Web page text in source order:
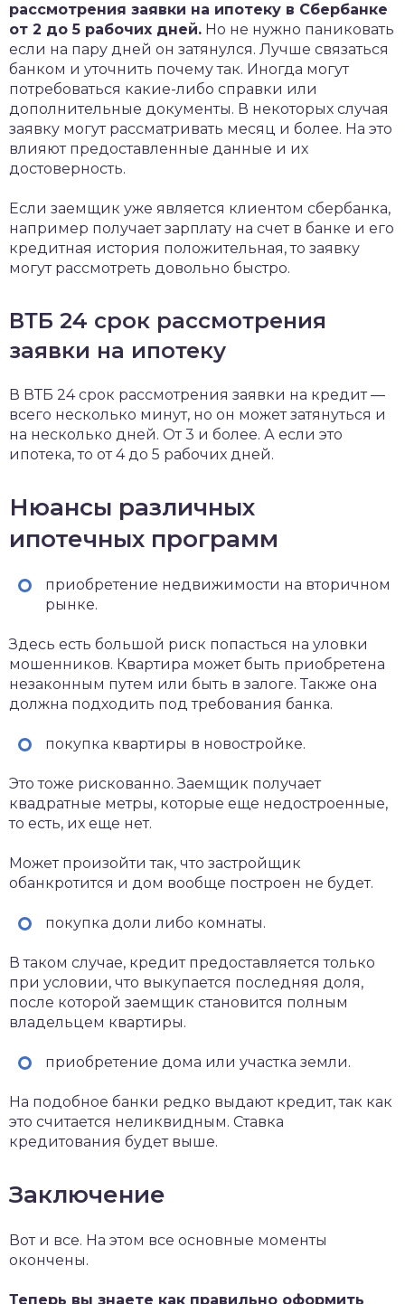
рассмотрения заявки на ипотеку в Сбербанке
от 2 до 5 рабочих дней. Но не нужно паниковать
если на пару дней он затянулся. Лучше связаться
банком и уточнить почему так. Иногда могут
потребоваться какие-либо справки или
дополнительные документы. В некоторых случая
заявку могут рассматривать месяц и более. На это
влияют предоставленные данные и их
достоверность.
Если заемщик уже является клиентом сбербанка,
например получает зарплату на счет в банке и его
кредитная история положительная, то заявку
могут рассмотреть довольно быстро.
ВТБ 24 срок рассмотрения
заявки на ипотеку
В ВТБ 24 срок рассмотрения заявки на кредит —
всего несколько минут, но он может затянуться и
на несколько дней. От 3 и более. А если это
ипотека, то от 4 до 5 рабочих дней.
Нюансы различных
ипотечных программ
приобретение недвижимости на вторичном
рынке.
Здесь есть большой риск попасться на уловки
мошенников. Квартира может быть приобретена
незаконным путем или быть в залоге. Также она
должна подходить под требования банка.
покупка квартиры в новостройке.
Это тоже рискованно. Заемщик получает
квадратные метры, которые еще недостроенные,
то есть, их еще нет.
Может произойти так, что застройщик
обанкротится и дом вообще построен не будет.
покупка доли либо комнаты.
В таком случае, кредит предоставляется только
при условии, что выкупается последняя доля,
после которой заемщик становится полным
владельцем квартиры.
приобретение дома или участка земли.
На подобное банки редко выдают кредит, так как
это считается неликвидным. Ставка
кредитования будет выше.
Заключение
Вот и все. На этом все основные моменты
окончены.
Теперь вы знаете как правильно оформить